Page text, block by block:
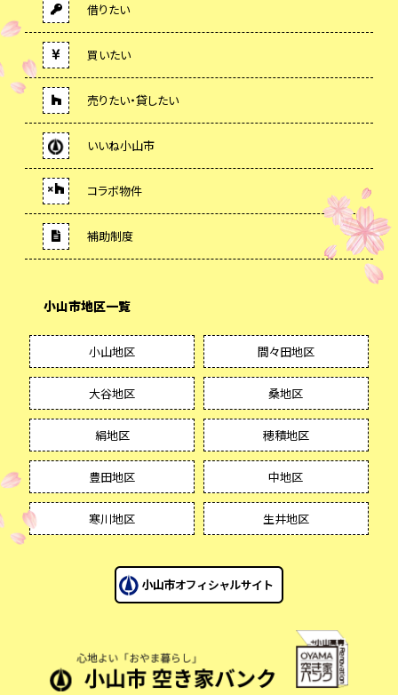
借りたい
買いたい
売りたい・貸したい
いいね小山市
コラボ物件
補助制度
小山市地区一覧
小山地区 間々田地区
大谷地区 桑地区
絹地区 穂積地区
豊田地区 中地区
寒川地区 生井地区